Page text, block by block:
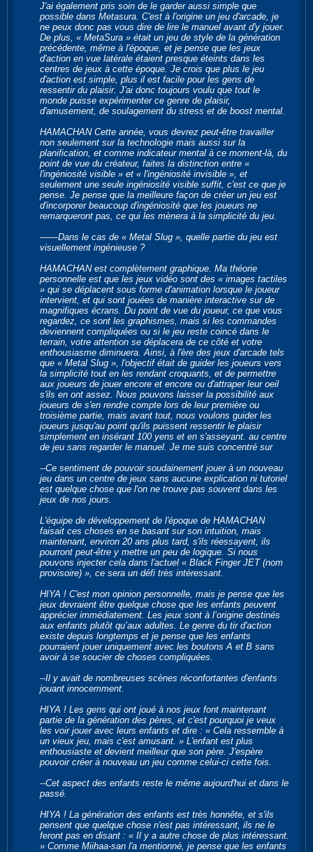
J'ai également pris soin de le garder aussi simple que
possible dans Metasura. C'est à l'origine un jeu d'arcade, je
ne peux donc pas vous dire de lire le manuel avant d'y jouer.
De plus, « MetaSura » était un jeu de style de la génération
précédente, même à l'époque, et je pense que les jeux
d'action en vue latérale étaient presque éteints dans les
centres de jeux à cette époque. Je crois que plus le jeu
d'action est simple, plus il est facile pour les gens de
ressentir du plaisir. J'ai donc toujours voulu que tout le
monde puisse expérimenter ce genre de plaisir,
d'amusement, de soulagement du stress et de boost mental.
HAMACHAN Cette année, vous devrez peut-être travailler
non seulement sur la technologie mais aussi sur la
planification, et comme indicateur mental à ce moment-là, du
point de vue du créateur, faites la distinction entre «
l'ingéniosité visible » et « l'ingéniosité invisible », et
seulement une seule ingéniosité visible suffit, c'est ce que je
pense. Je pense que la meilleure façon de créer un jeu est
d'incorporer beaucoup d'ingéniosité que les joueurs ne
remarqueront pas, ce qui les mènera à la simplicité du jeu.
――Dans le cas de « Metal Slug », quelle partie du jeu est
visuellement ingénieuse ?
HAMACHAN est complètement graphique. Ma théorie
personnelle est que les jeux vidéo sont des « images tactiles
» qui se déplacent sous forme d'animation lorsque le joueur
intervient, et qui sont jouées de manière interactive sur de
magnifiques écrans. Du point de vue du joueur, ce que vous
regardez, ce sont les graphismes, mais si les commandes
deviennent compliquées ou si le jeu reste coincé dans le
terrain, votre attention se déplacera de ce côté et votre
enthousiasme diminuera. Ainsi, à l'ère des jeux d'arcade tels
que « Metal Slug », l'objectif était de guider les joueurs vers
la simplicité tout en les rendant croquants, et de permettre
aux joueurs de jouer encore et encore ou d'attraper leur oeil
s'ils en ont assez. Nous pouvons laisser la possibilité aux
joueurs de s'en rendre compte lors de leur première ou
troisième partie, mais avant tout, nous voulons guider les
joueurs jusqu'au point qu'ils puissent ressentir le plaisir
simplement en insérant 100 yens et en s'asseyant. au centre
de jeu sans regarder le manuel. Je me suis concentré sur
--Ce sentiment de pouvoir soudainement jouer à un nouveau
jeu dans un centre de jeux sans aucune explication ni tutoriel
est quelque chose que l'on ne trouve pas souvent dans les
jeux de nos jours.
L'équipe de développement de l'époque de HAMACHAN
faisait ces choses en se basant sur son intuition, mais
maintenant, environ 20 ans plus tard, s'ils réessayent, ils
pourront peut-être y mettre un peu de logique. Si nous
pouvons injecter cela dans l'actuel « Black Finger JET (nom
provisoire) », ce sera un défi très intéressant.
HIYA ! C'est mon opinion personnelle, mais je pense que les
jeux devraient être quelque chose que les enfants peuvent
apprécier immédiatement. Les jeux sont à l’origine destinés
aux enfants plutôt qu’aux adultes. Le genre du tir d'action
existe depuis longtemps et je pense que les enfants
pourraient jouer uniquement avec les boutons A et B sans
avoir à se soucier de choses compliquées.
--Il y avait de nombreuses scènes réconfortantes d'enfants
jouant innocemment.
HIYA ! Les gens qui ont joué à nos jeux font maintenant
partie de la génération des pères, et c'est pourquoi je veux
les voir jouer avec leurs enfants et dire : « Cela ressemble à
un vieux jeu, mais c'est amusant. » L'enfant est plus
enthousiaste et devient meilleur que son père. J'espère
pouvoir créer à nouveau un jeu comme celui-ci cette fois.
--Cet aspect des enfants reste le même aujourd'hui et dans le
passé.
HIYA ! La génération des enfants est très honnête, et s'ils
pensent que quelque chose n'est pas intéressant, ils ne le
feront pas en disant : « Il y a autre chose de plus intéressant.
» Comme Miihaa-san l'a mentionné, je pense que les enfants